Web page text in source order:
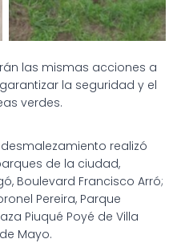
las mismas acciones a
la seguridad y el
verdes.
realizó
de la ciudad,
Boulevard Francisco Arró;
Pereira, Parque
Piuqué Poyé de Villa
Mayo.